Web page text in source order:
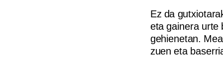
Ez da
eta gainera urte
gehienetan.
zuen eta